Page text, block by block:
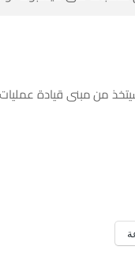
من مبنى قيادة